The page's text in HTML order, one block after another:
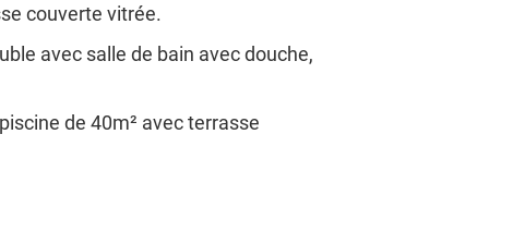
couverte vitrée.
avec salle de bain avec douche,
de 40m² avec terrasse